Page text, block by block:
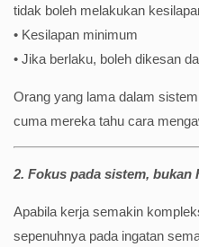
tidak boleh melakukan
• Kesilapan minimum
• Jika berlaku, boleh dikesan
Orang yang lama dalam
cuma mereka tahu cara
2. Fokus pada sistem, bukan
Apabila kerja semakin
sepenuhnya pada ingatan